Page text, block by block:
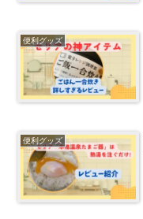
便利グッズ
便利グッズ